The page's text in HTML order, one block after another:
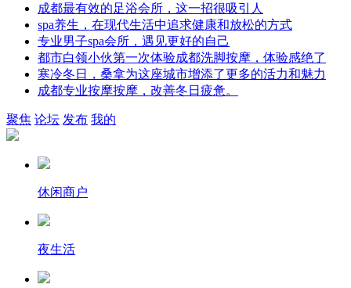
成都最有效的足浴会所，这一招很吸引人
spa养生，在现代生活中追求健康和放松的方式
专业男子spa会所，遇见更好的自己
都市白领小伙第一次体验成都洗脚按摩，体验感绝了
寒冷冬日，桑拿为这座城市增添了更多的活力和魅力
成都专业按摩按摩，改善冬日疲惫。
聚焦 论坛 发布 我的
休闲商户
夜生活